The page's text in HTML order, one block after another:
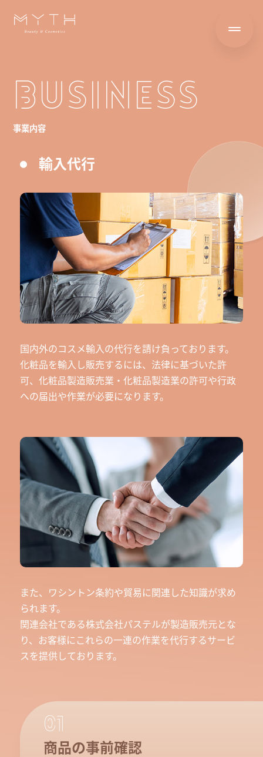
BUSINESS
事業内容
輸入代行
国内外のコスメ輸入の代行を請け負っております。
化粧品を輸入し販売するには、法律に基づいた許
可、化粧品製造販売業・化粧品製造業の許可や行政
への届出や作業が必要になります。
また、ワシントン条約や貿易に関連した知識が求め
られます。
関連会社である株式会社パステルが製造販売元とな
り、お客様にこれらの一連の作業を代行するサービ
スを提供しております。
01
商品の事前確認